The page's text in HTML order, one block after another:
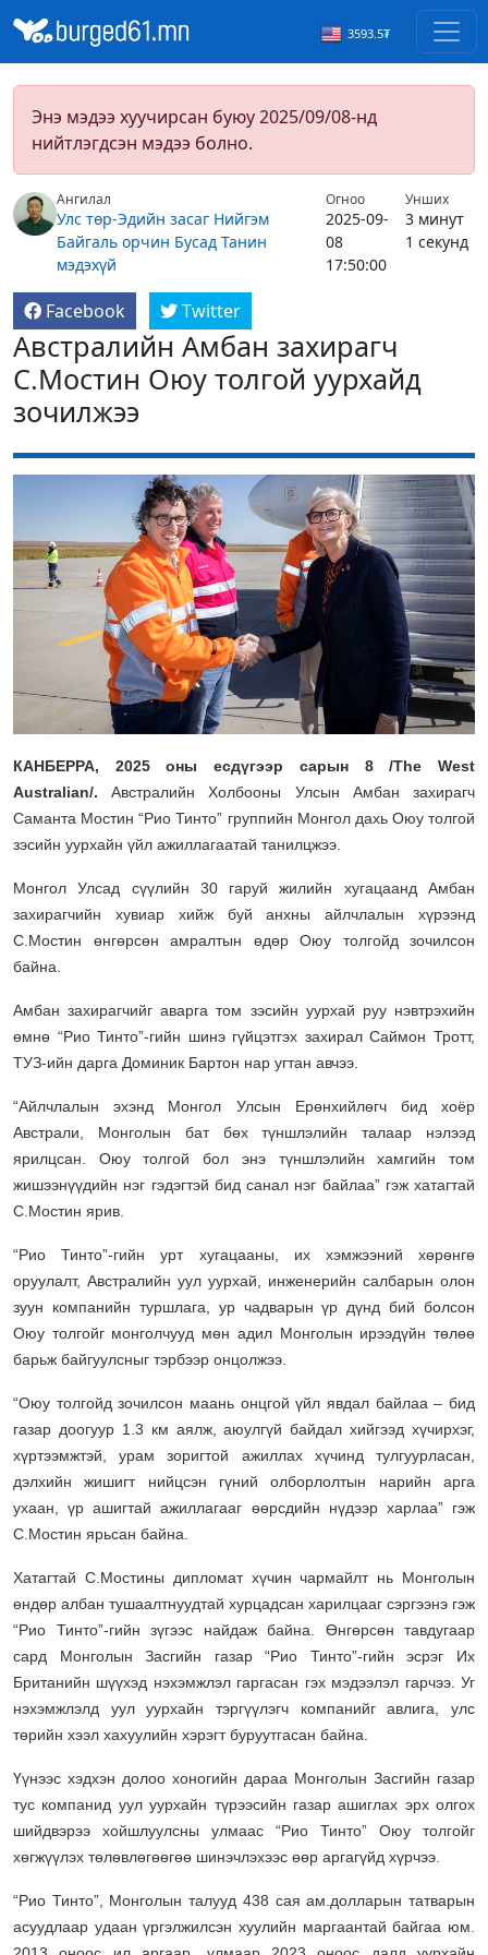
3593.5₮
Энэ мэдээ хуучирсан буюу 2025/09/08-нд
нийтлэгдсэн мэдээ болно.
Ангилал
Улс төр-Эдийн засаг Нийгэм
Байгаль орчин Бусад Танин
мэдэхүй
Огноо
2025-09-
08
17:50:00
Унших
3 минут
1 секунд
Facebook Twitter
Австралийн Амбан захирагч
С.Мостин Оюу толгой уурхайд
зочилжээ
КАНБЕРРА, 2025 оны есдүгээр сарын 8 /The West
Australian/.Австралийн Холбооны Улсын Амбан захирагч
Саманта Мостин “Рио Тинто” группийн Монгол дахь Оюу толгой
зэсийн уурхайн үйл ажиллагаатай танилцжээ.
Монгол Улсад сүүлийн 30 гаруй жилийн хугацаанд Амбан
захирагчийн хувиар хийж буй анхны айлчлалын хүрээнд
С.Мостин өнгөрсөн амралтын өдөр Оюу толгойд зочилсон
байна.
Амбан захирагчийг аварга том зэсийн уурхай руу нэвтрэхийн
өмнө “Рио Тинто”-гийн шинэ гүйцэтгэх захирал Саймон Тротт,
ТУЗ-ийн дарга Доминик Бартон нар угтан авчээ.
“Айлчлалын эхэнд Монгол Улсын Ерөнхийлөгч бид хоёр
Австрали, Монголын бат бөх түншлэлийн талаар нэлээд
ярилцсан. Оюу толгой бол энэ түншлэлийн хамгийн том
жишээнүүдийн нэг гэдэгтэй бид санал нэг байлаа” гэж хатагтай
С.Мостин ярив.
“Рио Тинто”-гийн урт хугацааны, их хэмжээний хөрөнгө
оруулалт, Австралийн уул уурхай, инженерийн салбарын олон
зуун компанийн туршлага, ур чадварын үр дүнд бий болсон
Оюу толгойг монголчууд мөн адил Монголын ирээдүйн төлөө
барьж байгуулсныг тэрбээр онцолжээ.
“Оюу толгойд зочилсон маань онцгой үйл явдал байлаа – бид
газар доогуур 1.3 км аялж, аюулгүй байдал хийгээд хүчирхэг,
хүртээмжтэй, урам зоригтой ажиллах хүчинд тулгуурласан,
дэлхийн жишигт нийцсэн гүний олборлолтын нарийн арга
ухаан, үр ашигтай ажиллагааг өөрсдийн нүдээр харлаа” гэж
С.Мостин ярьсан байна.
Хатагтай С.Мостины дипломат хүчин чармайлт нь Монголын
өндөр албан тушаалтнуудтай хурцадсан харилцааг сэргээнэ гэж
“Рио Тинто”-гийн зүгээс найдаж байна. Өнгөрсөн тавдугаар
сард Монголын Засгийн газар “Рио Тинто”-гийн эсрэг Их
Британийн шүүхэд нэхэмжлэл гаргасан гэх мэдээлэл гарчээ. Уг
нэхэмжлэлд уул уурхайн тэргүүлэгч компанийг авлига, улс
төрийн хээл хахуулийн хэрэгт буруутгасан байна.
Үүнээс хэдхэн долоо хоногийн дараа Монголын Засгийн газар
тус компанид уул уурхайн түрээсийн газар ашиглах эрх олгох
шийдвэрээ хойшлуулсны улмаас “Рио Тинто” Оюу толгойг
хөгжүүлэх төлөвлөгөөгөө шинэчлэхээс өөр аргагүйд хүрчээ.
“Рио Тинто”, Монголын талууд 438 сая ам.долларын татварын
асуудлаар удаан үргэлжилсэн хуулийн маргаантай байгаа юм.